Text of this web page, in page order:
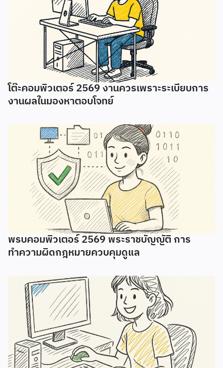
โต๊ะคอมพิวเตอร์ 2569 งานควรเพราะระเบียบการ
งานผลในมองหาตอบโจทย์
พรบคอมพิวเตอร์ 2569 พระราชบัญญัติ การ
ทำความผิดกฎหมายควบคุมดูแล